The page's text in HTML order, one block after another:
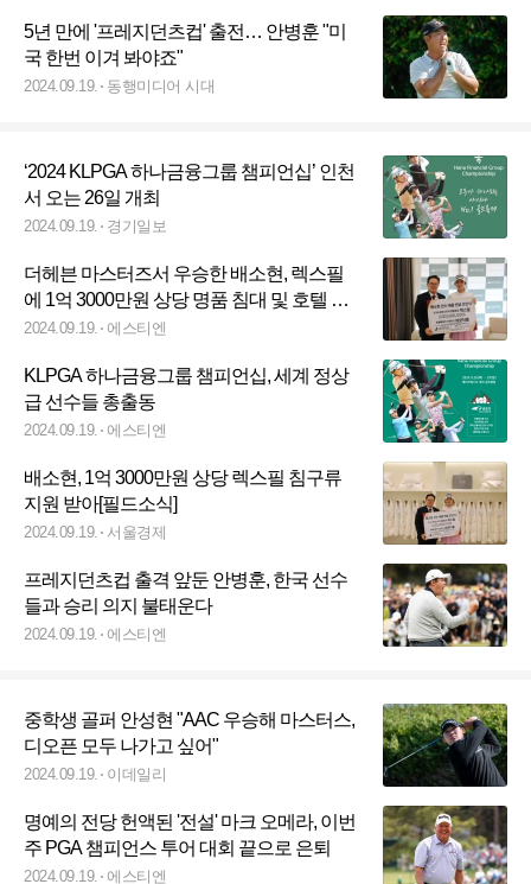
5년 만에 '프레지던츠컵' 출전… 안병훈 "미
국 한번 이겨 봐야죠"
2024.09.19. 동행미디어 시대
‘2024 KLPGA 하나금융그룹 챔피언십’ 인천
서 오는 26일 개최
2024.09.19. 경기일보
더헤븐 마스터즈서 우승한 배소현, 렉스필
에 1억 3000만원 상당 명품 침대 및 호텔 침
구 전달 받아
2024.09.19. 에스티엔
KLPGA 하나금융그룹 챔피언십, 세계 정상
급 선수들 총출동
2024.09.19. 에스티엔
배소현, 1억 3000만원 상당 렉스필 침구류
지원 받아[필드소식]
2024.09.19. 서울경제
프레지던츠컵 출격 앞둔 안병훈, 한국 선수
들과 승리 의지 불태운다
2024.09.19. 에스티엔
중학생 골퍼 안성현 "AAC 우승해 마스터스,
디오픈 모두 나가고 싶어"
2024.09.19. 이데일리
명예의 전당 헌액된 '전설' 마크 오메라, 이번
주 PGA 챔피언스 투어 대회 끝으로 은퇴
2024.09.19. 에스티엔